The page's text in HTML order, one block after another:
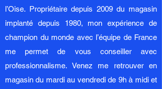
l’Oise. Propriétaire depuis 2009 du magasin
implanté depuis 1980, mon expérience de
champion du monde avec l’équipe de France
me permet de vous conseiller avec
professionnalisme. Venez me retrouver en
magasin du mardi au vendredi de 9h à midi et